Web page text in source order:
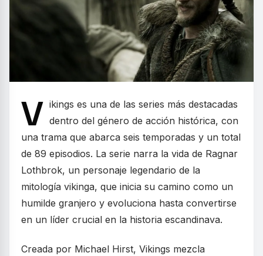
V ikings es una de las series más destacadas
dentro del género de acción histórica, con
una trama que abarca seis temporadas y un total
de 89 episodios. La serie narra la vida de Ragnar
Lothbrok, un personaje legendario de la
mitología vikinga, que inicia su camino como un
humilde granjero y evoluciona hasta convertirse
en un líder crucial en la historia escandinava.
Creada por Michael Hirst, Vikings mezcla